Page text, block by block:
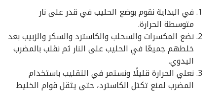
في البداية نقوم بوضع الحليب في قدر على نار
متوسطة الحرارة.
نضع المكسرات والسحلب والكاسترد والسكر والزبيب بعد
خلطهم جميعًا في الحليب على النار ثم نقلب بالمضرب
اليدوي.
نعلي الحرارة قليلًا ونستمر في التقليب باستخدام
المضرب لمنع تكتل الكاسترد، حتى يثقل قوام الخليط